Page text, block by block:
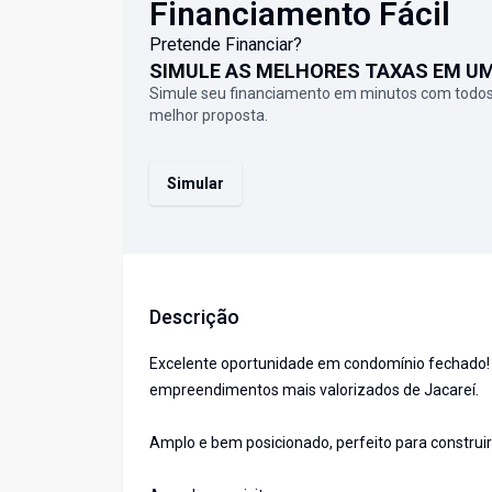
Financiamento Fácil
Pretende Financiar?
SIMULE AS MELHORES TAXAS EM
Simule seu financiamento em minutos com
melhor proposta.
Simular
Descrição
Excelente oportunidade em condomínio
empreendimentos mais valorizados de Jacareí.
Amplo e bem posicionado, perfeito para